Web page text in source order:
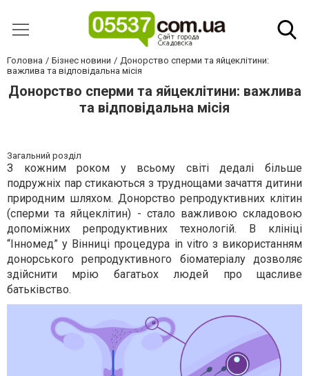
Головна Бізнес новини
Донорство сперми та яйцеклітини:
важлива та відповідальна місія
Донорство сперми та яйцеклітини: важлива
та відповідальна місія
Загальний розділ
З кожним роком у всьому світі дедалі більше
подружніх пар стикаються з труднощами зачаття дитини
природним шляхом. Донорство репродуктивних клітин
(сперми та яйцеклітин) - стало важливою складовою
допоміжних репродуктивних технологій. В клініці
“Інномед” у Вінниці процедура in vitro з використанням
донорського репродуктивного біоматеріалу дозволяє
здійснити мрію багатьох людей про щасливе
батьківство.